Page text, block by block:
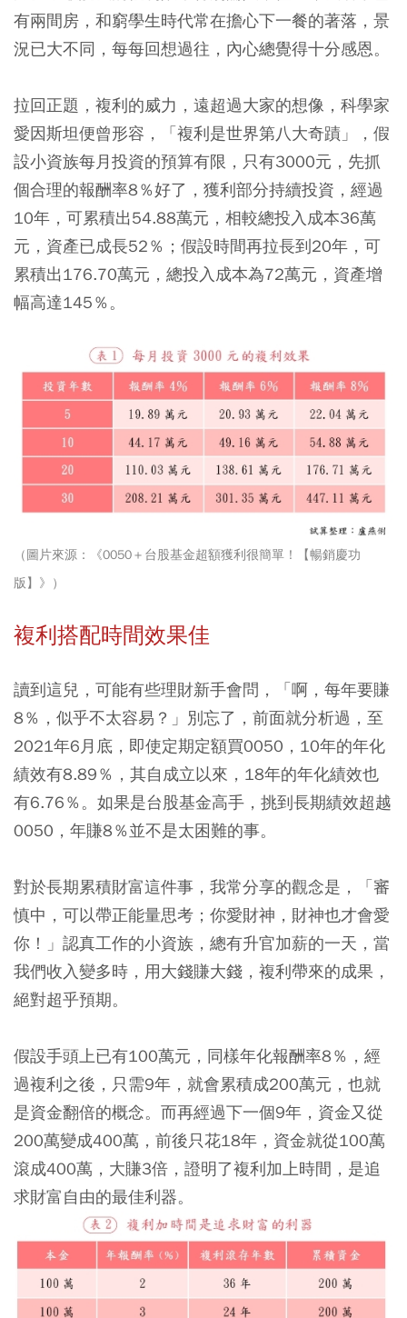
有兩間房，和窮學生時代常在擔心下一餐的著落，景
況已大不同，每每回想過往，內心總覺得十分感恩。
拉回正題，複利的威力，遠超過大家的想像，科學家
愛因斯坦便曾形容，「複利是世界第八大奇蹟」，假
設小資族每月投資的預算有限，只有3000元，先抓
個合理的報酬率8％好了，獲利部分持續投資，經過
10年，可累積出54.88萬元，相較總投入成本36萬
元，資產已成長52％；假設時間再拉長到20年，可
累積出176.70萬元，總投入成本為72萬元，資產增
幅高達145％。
（圖片來源：《0050＋台股基金超額獲利很簡單！【暢銷慶功
版】》）
複利搭配時間效果佳
讀到這兒，可能有些理財新手會問，「啊，每年要賺
8％，似乎不太容易？」別忘了，前面就分析過，至
2021年6月底，即使定期定額買0050，10年的年化
績效有8.89％，其自成立以來，18年的年化績效也
有6.76％。如果是台股基金高手，挑到長期績效超越
0050，年賺8％並不是太困難的事。
對於長期累積財富這件事，我常分享的觀念是，「審
慎中，可以帶正能量思考；你愛財神，財神也才會愛
你！」認真工作的小資族，總有升官加薪的一天，當
我們收入變多時，用大錢賺大錢，複利帶來的成果，
絕對超乎預期。
假設手頭上已有100萬元，同樣年化報酬率8％，經
過複利之後，只需9年，就會累積成200萬元，也就
是資金翻倍的概念。而再經過下一個9年，資金又從
200萬變成400萬，前後只花18年，資金就從100萬
滾成400萬，大賺3倍，證明了複利加上時間，是追
求財富自由的最佳利器。